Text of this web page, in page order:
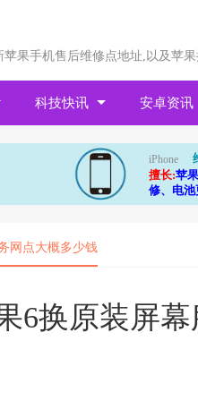
苹果手机售后维修点地址,以及苹
科技快讯 安卓资讯
iPhone
擅长:苹
修、电
网点大概多少钱
6换原装屏